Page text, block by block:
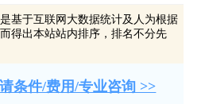
基于互联网大数据统计及人为根据
得出本站站内排序，排名不分先
条件/费用/专业咨询 >>